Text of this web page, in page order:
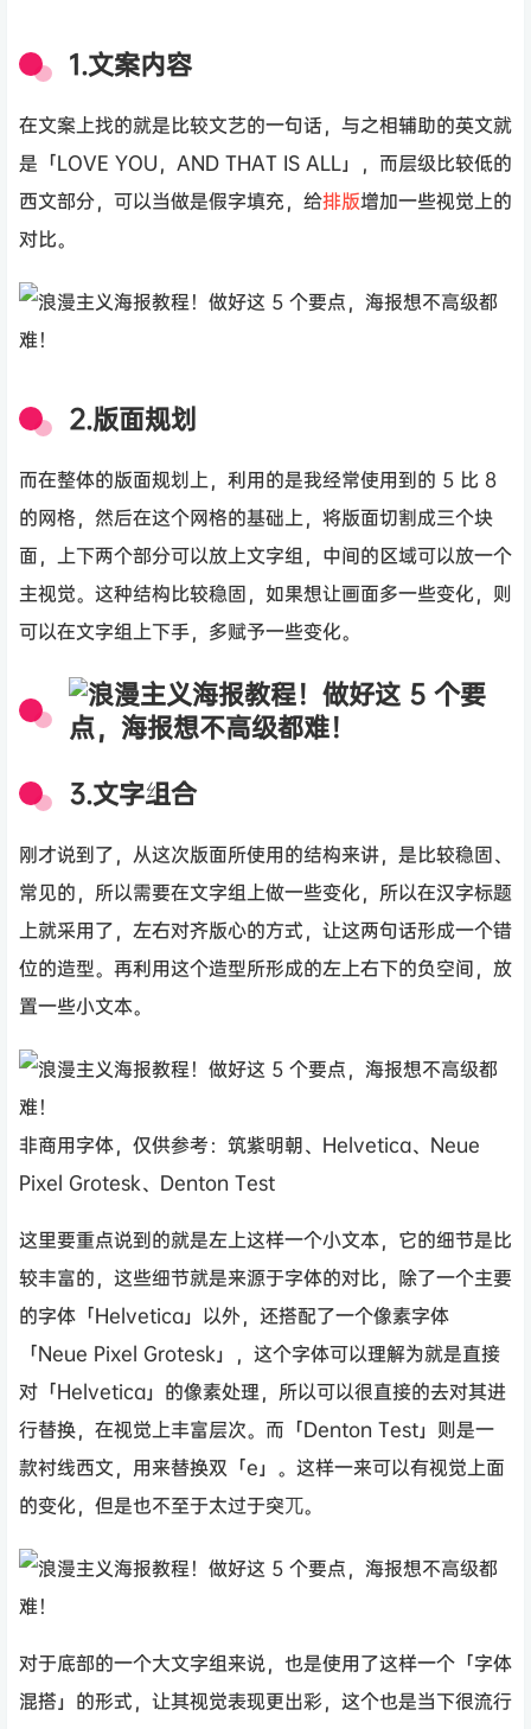
1.文案内容
在文案上找的就是比较文艺的一句话，与之相辅助的英文就
是「LOVE YOU，AND THAT IS ALL」，而层级比较低的
西文部分，可以当做是假字填充，给排版增加一些视觉上的
对比。
2.版面规划
而在整体的版面规划上，利用的是我经常使用到的 5 比 8
的网格，然后在这个网格的基础上，将版面切割成三个块
面，上下两个部分可以放上文字组，中间的区域可以放一个
主视觉。这种结构比较稳固，如果想让画面多一些变化，则
可以在文字组上下手，多赋予一些变化。
3.文字组合
刚才说到了，从这次版面所使用的结构来讲，是比较稳固、
常见的，所以需要在文字组上做一些变化，所以在汉字标题
上就采用了，左右对齐版心的方式，让这两句话形成一个错
位的造型。再利用这个造型所形成的左上右下的负空间，放
置一些小文本。
非商用字体，仅供参考：筑紫明朝、Helvetica、Neue
Pixel Grotesk、Denton Test
这里要重点说到的就是左上这样一个小文本，它的细节是比
较丰富的，这些细节就是来源于字体的对比，除了一个主要
的字体「Helvetica」以外，还搭配了一个像素字体
「Neue Pixel Grotesk」，这个字体可以理解为就是直接
对「Helvetica」的像素处理，所以可以很直接的去对其进
行替换，在视觉上丰富层次。而「Denton Test」则是一
款衬线西文，用来替换双「e」。这样一来可以有视觉上面
的变化，但是也不至于太过于突兀。
对于底部的一个大文字组来说，也是使用了这样一个「字体
混搭」的形式，让其视觉表现更出彩，这个也是当下很流行